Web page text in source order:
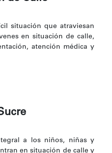
situación que atraviesan
en situación de calle,
atención médica y
a los niños, niñas y
en situación de calle y